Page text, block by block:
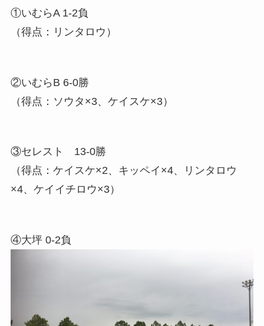
①いむらA 1-2負
（得点：リンタロウ）
②いむらB 6-0勝
（得点：ソウタ×3、ケイスケ×3）
③セレスト 13-0勝
（得点：ケイスケ×2、キッペイ×4、リンタロウ
×4、ケイイチロウ×3）
④大坪 0-2負